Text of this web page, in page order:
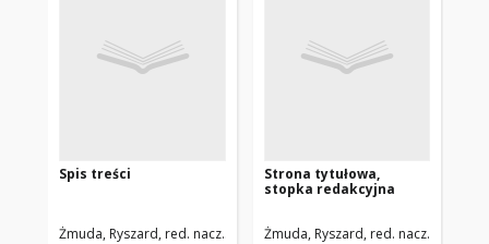
Spis treści
Żmuda, Ryszard, red. nacz. Uniwersytet Medyczny w Łodzi
Strona tytułowa,
stopka redakcyjna
Żmuda, Ryszard, red. nacz.